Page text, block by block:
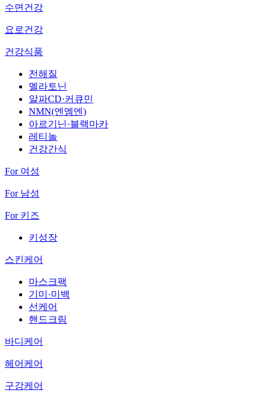
수면건강
요로건강
건강식품
전해질
멜라토닌
알파CD·커큐민
NMN(엔엠엔)
아르기닌·블랙마카
레티놀
건강간식
For 여성
For 남성
For 키즈
키성장
스킨케어
마스크팩
기미·미백
선케어
핸드크림
바디케어
헤어케어
구강케어